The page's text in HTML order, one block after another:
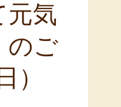
元気
のご
）